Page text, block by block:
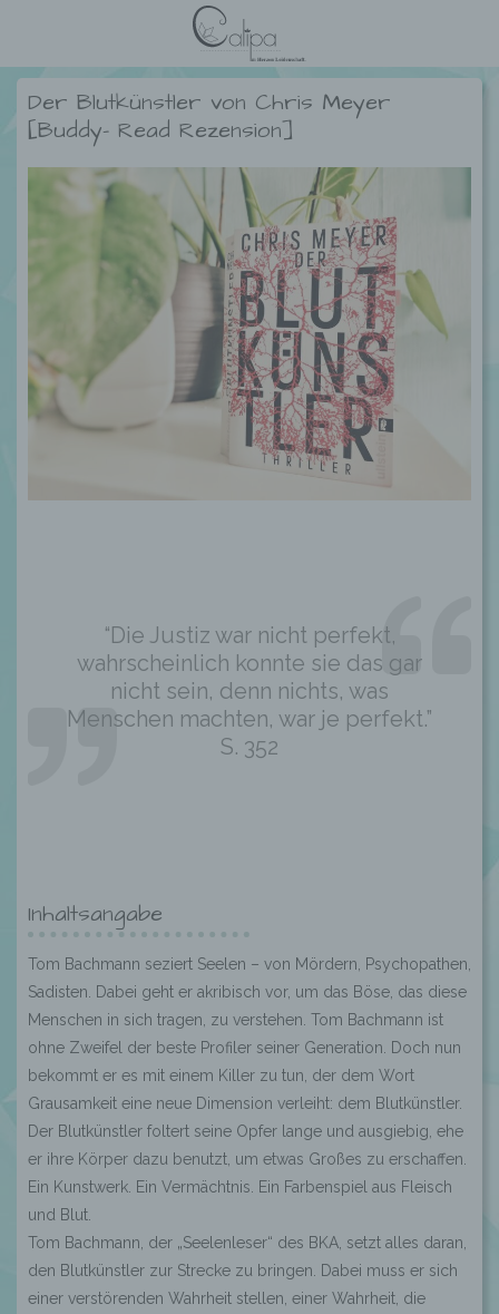
Der Blutkünstler von Chris Meyer
[Buddy- Read Rezension]
“Die Justiz war nicht perfekt,
wahrscheinlich konnte sie das gar
nicht sein, denn nichts, was
Menschen machten, war je perfekt.”
S. 352
Inhaltsangabe
Tom Bachmann seziert Seelen – von Mördern, Psychopathen,
Sadisten. Dabei geht er akribisch vor, um das Böse, das diese
Menschen in sich tragen, zu verstehen. Tom Bachmann ist
ohne Zweifel der beste Profiler seiner Generation. Doch nun
bekommt er es mit einem Killer zu tun, der dem Wort
Grausamkeit eine neue Dimension verleiht: dem Blutkünstler.
Der Blutkünstler foltert seine Opfer lange und ausgiebig, ehe
er ihre Körper dazu benutzt, um etwas Großes zu erschaffen.
Ein Kunstwerk. Ein Vermächtnis. Ein Farbenspiel aus Fleisch
und Blut.
Tom Bachmann, der „Seelenleser“ des BKA, setzt alles daran,
den Blutkünstler zur Strecke zu bringen. Dabei muss er sich
einer verstörenden Wahrheit stellen, einer Wahrheit, die